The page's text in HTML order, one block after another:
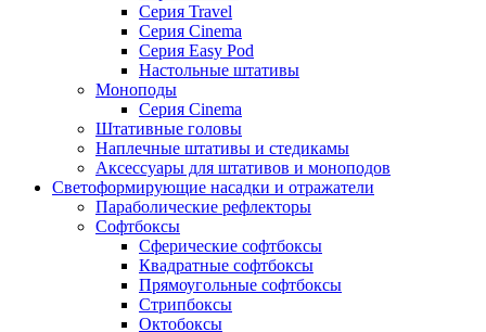
Серия Travel
Серия Cinema
Серия Easy Pod
Настольные штативы
Моноподы
Серия Cinema
Штативные головы
Наплечные штативы и стедикамы
Аксессуары для штативов и моноподов
Светоформирующие насадки и отражатели
Параболические рефлекторы
Софтбоксы
Сферические софтбоксы
Квадратные софтбоксы
Прямоугольные софтбоксы
Стрипбоксы
Октобоксы